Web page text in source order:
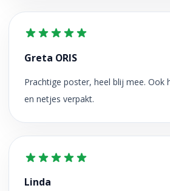
Greta ORIS
Prachtige poster, heel blij mee. Ook
en netjes verpakt.
Linda